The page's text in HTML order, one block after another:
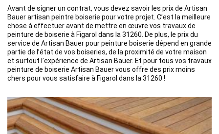
Avant de signer un contrat, vous devez savoir les prix de Artisan
Bauer artisan peintre boiserie pour votre projet. C’est la meilleure
chose à effectuer avant de mettre en œuvre vos travaux de
peinture de boiserie à Figarol dans la 31260. De plus, le prix du
service de Artisan Bauer pour peinture boiserie dépend en grande
partie de l’état de vos boiseries, de la proximité de votre maison
et surtout l’expérience de Artisan Bauer. Et pour tous vos travaux
peinture de boiserie Artisan Bauer vous offre des prix moins
chers pour vous satisfaire à Figarol dans la 31260 !